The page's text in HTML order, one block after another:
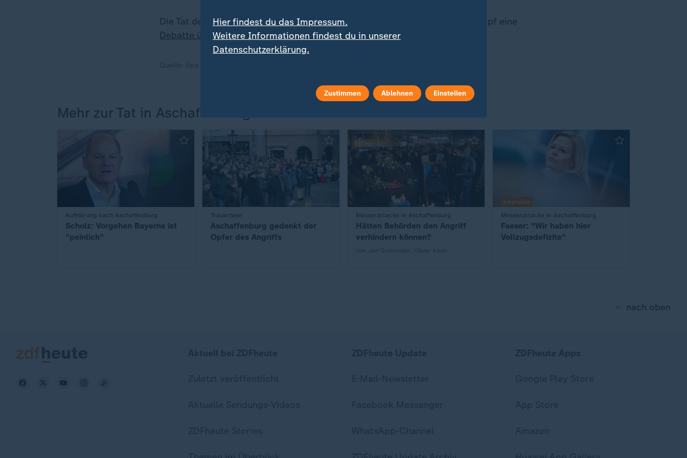
Die Tat des ausreisepflichtigen Asylbewerbers hatte im Bundestagswahlkampf eine
Debatte über eine schärfere Migrationspolitik entfacht.
Mehr zur Tat in Aschaffenburg
Aufklärung nach Aschaffenburg
:
Scholz: Vorgehen Bayerns ist
"peinlich"
Trauerfeier
:
Aschaffenburg gedenkt der
Opfer des Angriffs
Messerattacke in Aschaffenburg
:
Hätten Behörden den Angriff
verhindern können?
Interview
Messerattacke in Aschaffenburg
:
Faeser: "Wir haben hier
Vollzugsdefizite"
nach oben
Hier findest du das Impressum.
Weitere Informationen findest du in unserer
Datenschutzerklärung.
Zustimmen Ablehnen Einstellen